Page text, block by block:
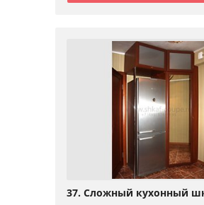
37. Сложный кухонный